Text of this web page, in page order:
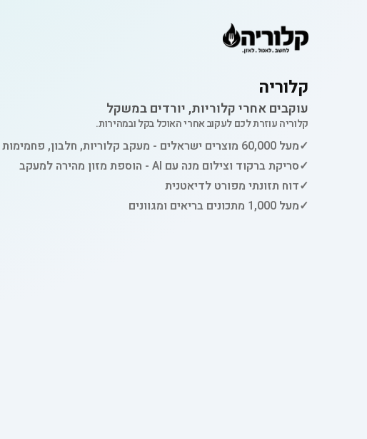
קלוריה
עוקבים אחרי קלוריות, יורדים במשקל
קלוריה עוזרת לכם לעקוב אחרי האוכל בקל ובמהירות.
✓מעל 60,000 מוצרים ישראלים - מעקב קלוריות, חלבון, פחמימות ושומן
✓סריקת ברקוד וצילום מנה עם AI - הוספת מזון מהירה למעקב
✓דוח תזונתי מפורט לדיאטנית
✓מעל 1,000 מתכונים בריאים ומגוונים